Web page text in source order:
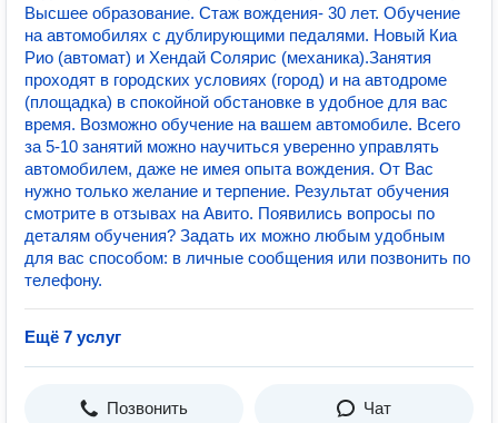
Высшее образование. Стаж вождения- 30 лет. Обучение
на автомобилях с дублирующими педалями. Новый Киа
Рио (автомат) и Хендай Солярис (механика).Занятия
проходят в городских условиях (город) и на автодроме
(площадка) в спокойной обстановке в удобное для вас
время. Возможно обучение на вашем автомобиле. Всего
за 5-10 занятий можно научиться уверенно управлять
автомобилем, даже не имея опыта вождения. От Вас
нужно только желание и терпение. Результат обучения
смотрите в отзывах на Авито. Появились вопросы по
деталям обучения? Задать их можно любым удобным
для вас способом: в личные сообщения или позвонить по
телефону.
Ещё 7 услуг
Позвонить Чат